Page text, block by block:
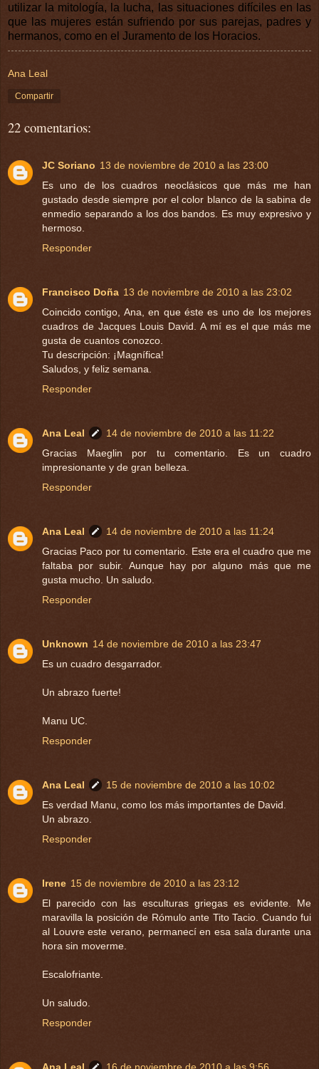
utilizar la mitología, la lucha, las situaciones difíciles en las
que las mujeres están sufriendo por sus parejas, padres y
hermanos, como en el Juramento de los Horacios.
Ana Leal
Compartir
22 comentarios:
JC Soriano 13 de noviembre de 2010 a las 23:00
Es uno de los cuadros neoclásicos que más me han
gustado desde siempre por el color blanco de la sabina de
enmedio separando a los dos bandos. Es muy expresivo y
hermoso.
Responder
Francisco Doña 13 de noviembre de 2010 a las 23:02
Coincido contigo, Ana, en que éste es uno de los mejores
cuadros de Jacques Louis David. A mí es el que más me
gusta de cuantos conozco.
Tu descripción: ¡Magnífica!
Saludos, y feliz semana.
Responder
Ana Leal
14 de noviembre de 2010 a las 11:22
Gracias Maeglin por tu comentario. Es un cuadro
impresionante y de gran belleza.
Responder
Ana Leal
14 de noviembre de 2010 a las 11:24
Gracias Paco por tu comentario. Este era el cuadro que me
faltaba por subir. Aunque hay por alguno más que me
gusta mucho. Un saludo.
Responder
Unknown 14 de noviembre de 2010 a las 23:47
Es un cuadro desgarrador.
Un abrazo fuerte!
Manu UC.
Responder
Ana Leal
15 de noviembre de 2010 a las 10:02
Es verdad Manu, como los más importantes de David.
Un abrazo.
Responder
Irene 15 de noviembre de 2010 a las 23:12
El parecido con las esculturas griegas es evidente. Me
maravilla la posición de Rómulo ante Tito Tacio. Cuando fui
al Louvre este verano, permanecí en esa sala durante una
hora sin moverme.
Escalofriante.
Un saludo.
Responder
Ana Leal 16 de noviembre de 2010 a las 9:56